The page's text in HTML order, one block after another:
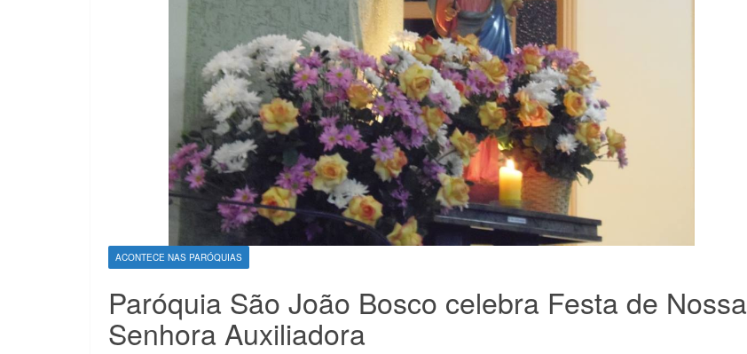
ACONTECE NAS PARÓQUIAS
Paróquia São João Bosco celebra Festa de Nossa
Senhora Auxiliadora